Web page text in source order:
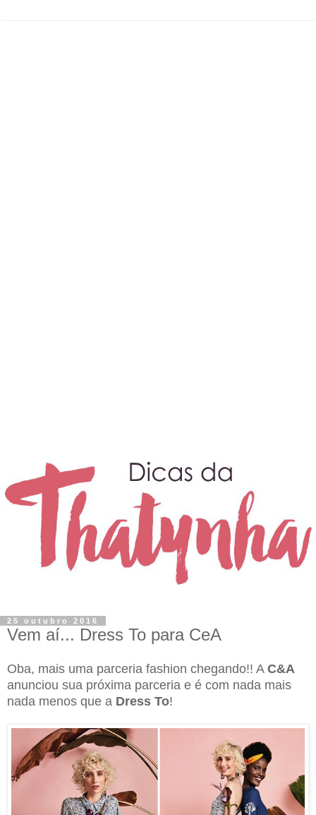
25 outubro 2016
Vem aí... Dress To para CeA
Oba, mais uma parceria fashion chegando!! A C&A
anunciou sua próxima parceria e é com nada mais
nada menos que a Dress To!